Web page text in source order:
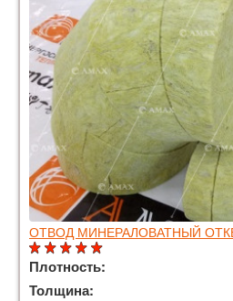
ОТВОД МИНЕРАЛОВАТНЫЙ
Плотность:
Толщина: